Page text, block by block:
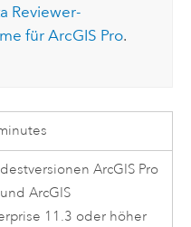
Reviewer-
fürArcGIS Pro.
ArcGIS Pro
undArcGIS
11.3 oder höher